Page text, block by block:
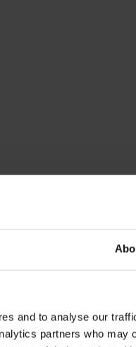
and to analyse our
partners who may